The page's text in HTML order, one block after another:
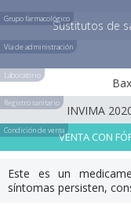
Grupo farmacológicoSustitutos de
Vía de administración
Laboratorio
Registro sanitario
INVIMA
Condición de ventaVENTA CON
Este es un
síntomas persisten,